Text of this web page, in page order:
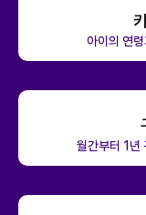
아이의 연
월간부터 1년